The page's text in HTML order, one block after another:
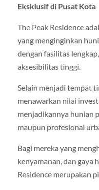
Eksklusif di Pusat Kota
The Peak Residence
yang menginginkan
dengan fasilitas
aksesibilitas tinggi.
Selain menjadi tempat
menawarkan nilai
menjadikannya hunian
maupun profesional
Bagi mereka yang
kenyamanan, dan gaya
Residence merupakan